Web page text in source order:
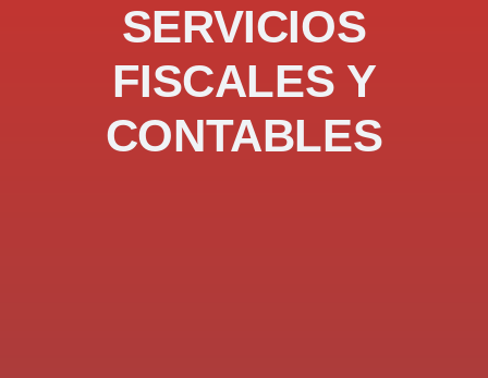
SERVICIOS
FISCALES Y
CONTABLES